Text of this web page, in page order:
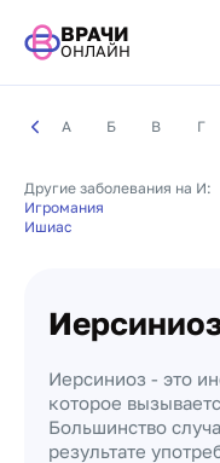
ВРАЧИ
ОНЛАЙН
А Б В Г
Другие заболевания на И:
Игромания
Ишиас
Иерсиниоз - это
которое
Большинство
результате